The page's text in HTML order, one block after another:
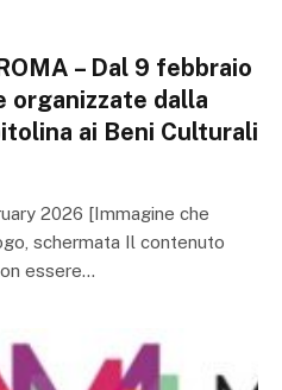
– Dal 9 febbraio
organizzate dalla
ai Beni Culturali
2026 [Immagine che
schermata Il contenuto
essere…